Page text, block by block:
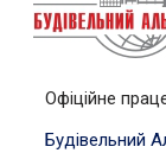
Офіційне
Будівельний